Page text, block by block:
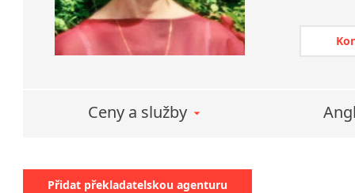
Protivanov
Roudnice nad Labem
Slavonice
Ceny a služby
Přidat překladatelskou agenturu